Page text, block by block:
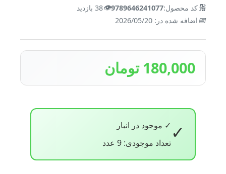
🔢کد محصول:9789646241077
👁️38 بازدید
📅اضافه شده در: 2026/05/20
180,000 تومان
✓ ✓ موجود در انبار
تعداد موجودی: 9 عدد